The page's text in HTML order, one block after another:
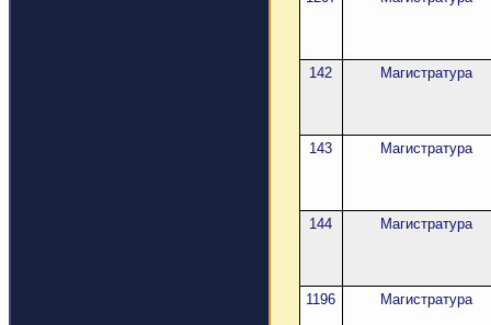
142 Магистратура
143 Магистратура
144 Магистратура
1196 Магистратура